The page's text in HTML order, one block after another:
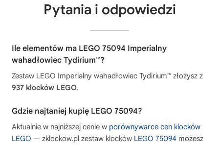
Pytania i odpowiedzi
Ile elementów ma LEGO 75094 Imperialny
wahadłowiec Tydirium™?
Zestaw LEGO Imperialny wahadłowiec Tydirium™ złożysz z
937 klocków LEGO.
Gdzie najtaniej kupię LEGO 75094?
Aktualnie w najniższej cenie w porównywarce cen klocków
LEGO — zklockow.pl zestaw klocków LEGO 75094 możesz